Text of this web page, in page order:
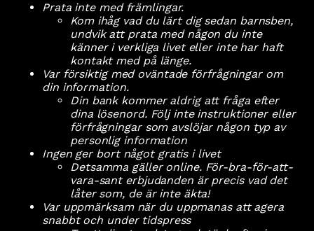
Prata inte med främlingar.
Kom ihåg vad du lärt dig sedan barnsben,
undvik att prata med någon du inte
känner i verkliga livet eller inte har haft
kontakt med på länge.
Var försiktig med oväntade förfrågningar om
din information.
Din bank kommer aldrig att fråga efter
dina lösenord. Följ inte instruktioner eller
förfrågningar som avslöjar någon typ av
personlig information
Ingen ger bort något gratis i livet
Detsamma gäller online. För-bra-för-att-
vara-sant erbjudanden är precis vad det
låter som, de är inte äkta!
Var uppmärksam när du uppmanas att agera
snabbt och under tidspress